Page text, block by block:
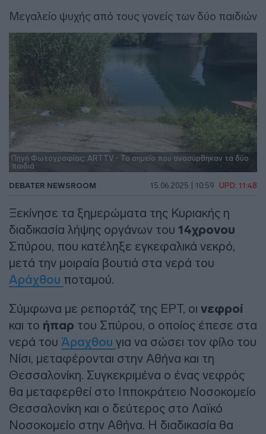
Μεγαλείο ψυχής από τους γονείς των δύο παιδιών
Πηγή Φωτογραφίας: ARTTV - Το σημείο που ανασύρθηκαν τα δύο
παιδιά
DEBATER NEWSROOM 15.06.2025 | 10:59 UPD: 11:48
Ξεκίνησε τα ξημερώματα της Κυριακής η
διαδικασία λήψης οργάνων του 14χρονου
Σπύρου, που κατέληξε εγκεφαλικά νεκρό,
μετά την μοιραία βουτιά στα νερά του
Αράχθου ποταμού.
Σύμφωνα με ρεπορτάζ της ΕΡΤ, οι νεφροί
και το ήπαρ του Σπύρου, ο οποίος έπεσε στα
νερά του Άραχθου για να σώσει τον φίλο του
Νίσι, μεταφέρονται στην Αθήνα και τη
Θεσσαλονίκη. Συγκεκριμένα ο ένας νεφρός
θα μεταφερθεί στο Ιπποκράτειο Νοσοκομείο
Θεσσαλονίκη και ο δεύτερος στο Λαϊκό
Νοσοκομείο στην Αθήνα. Η διαδικασία θα